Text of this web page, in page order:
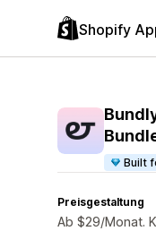
Shopify
Built
Preisgestaltung
Ab $29/Monat.